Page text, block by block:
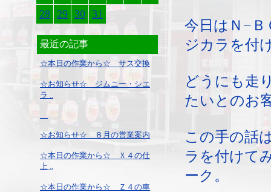
28 29 30 31
最近の記事
☆本日の作業から☆ サス交換
☆お知らせ☆ ジムニー・シエ
ラ ..
☆お知らせ☆ ８月の営業案内
☆本日の作業から☆ Ｘ４の仕
上 ..
☆本日の作業から☆ Ｚ４の車
今日はＮ−Ｂ
ジカラを付
どうにも走
たいとのお
この手の話
ラを付けて
ーク。